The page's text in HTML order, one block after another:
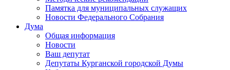
Памятка для муниципальных служащих
Новости Федерального Cобрания
Дума
Общая информация
Новости
Ваш депутат
Депутаты Курганской городской Думы